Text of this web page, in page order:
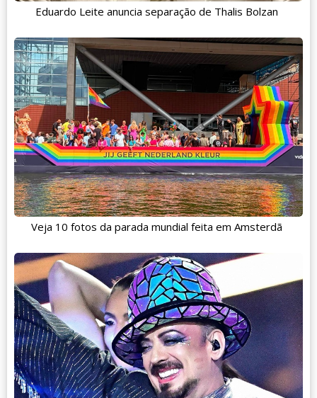
Eduardo Leite anuncia separação de Thalis Bolzan
Veja 10 fotos da parada mundial feita em Amsterdã